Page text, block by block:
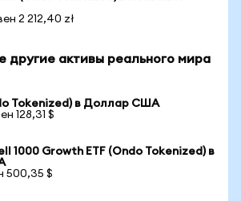
2 212,40 zł
другие активы реального мира
Tokenized) в Доллар США
128,31 $
1000 Growth ETF (Ondo Tokenized) в
500,35 $